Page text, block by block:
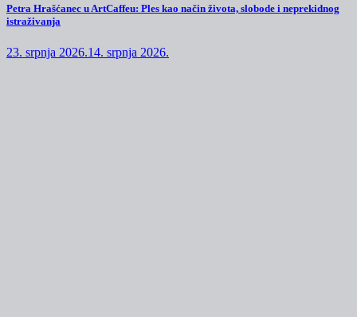
Petra Hrašćanec u ArtCaffeu: Ples kao način života, slobode i neprekidnog
istraživanja
23. srpnja 2026.14. srpnja 2026.